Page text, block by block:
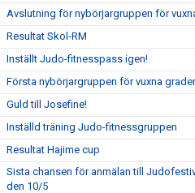
Avslutning för nybörjargruppen för
Resultat Skol-RM
Inställt Judo-fitnesspass igen!
Första nybörjargruppen för vuxna
Guld till Josefine!
Inställd träning Judo-fitnessgruppen
Resultat Hajime cup
Sista chansen för anmälan till
den 10/5